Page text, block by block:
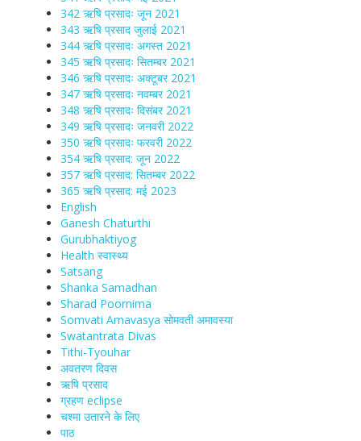
342 ऋषि प्रसादः जून 2021
343 ऋषि प्रसाद जुलाई 2021
344 ऋषि प्रसादः अगस्त 2021
345 ऋषि प्रसादः सितम्बर 2021
346 ऋषि प्रसादः अक्टूबर 2021
347 ऋषि प्रसादः नवम्बर 2021
348 ऋषि प्रसादः दिसंबर 2021
349 ऋषि प्रसादः जनवरी 2022
350 ऋषि प्रसादः फरवरी 2022
354 ऋषि प्रसाद: जून 2022
357 ऋषि प्रसाद: सितम्बर 2022
365 ऋषि प्रसाद: मई 2023
English
Ganesh Chaturthi
Gurubhaktiyog
Health स्वास्‍थ्‍य
Satsang
Shanka Samadhan
Sharad Poornima
Somvati Amavasya सोमवती अमावस्या
Swatantrata Divas
Tithi-Tyouhar
अवतरण दिवस
ऋषि प्रसाद
ग्रहण eclipse
चश्मा‍ उतारने के लिए
पाठ